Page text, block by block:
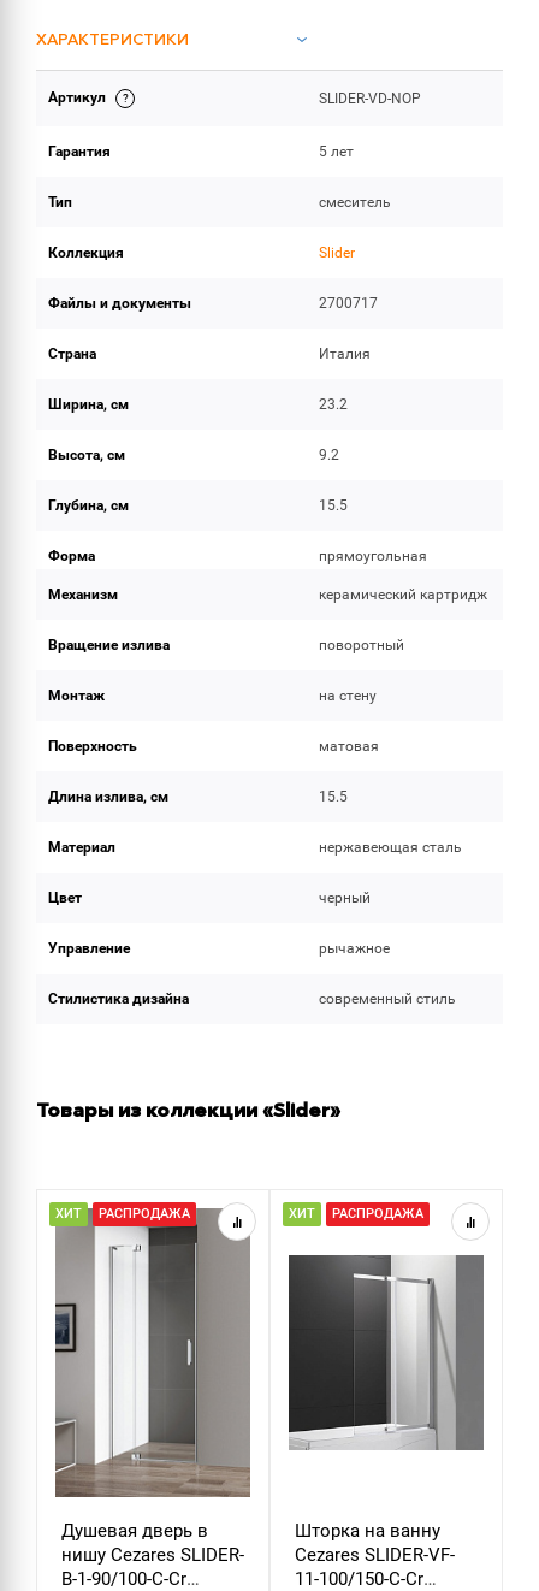
ХАРАКТЕРИСТИКИ
ИНСТРУКЦИИ И ДОКУМЕНТАЦИЯ
Артикул SLIDER-VD-NOP
Гарантия 5 лет
Тип смеситель
Коллекция Slider
Файлы и документы 2700717
Страна Италия
Ширина, см 23.2
Высота, см 9.2
Глубина, см 15.5
Форма прямоугольная
Механизм керамический картридж
Вращение излива поворотный
Монтаж на стену
Поверхность матовая
Длина излива, см 15.5
Материал нержавеющая сталь
Цвет черный
Управление рычажное
Стилистика дизайна современный стиль
Товары из коллекции «Slider»
ХИТ РАСПРОДАЖА
Душевая дверь в
нишу Cezares SLIDER-
B-1-90/100-C-Cr
ХИТ РАСПРОДАЖА
Шторка на ванну
Cezares SLIDER-VF-
11-100/150-C-Cr